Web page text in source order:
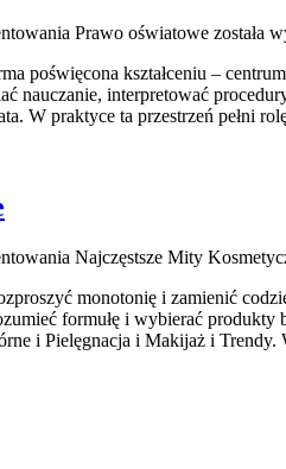
Prawo oświatowe została
poświęcona kształceniu –
nauczanie, interpretować
W praktyce ta przestrzeń pełni
Najczęstsze Mity
monotonię i zamienić
formułę i wybierać
i Pielęgnacja i Makijaż i